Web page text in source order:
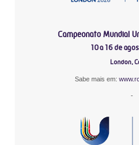
Campeonato Mundial
10 a 16 de
London,
Sabe mais em:
-